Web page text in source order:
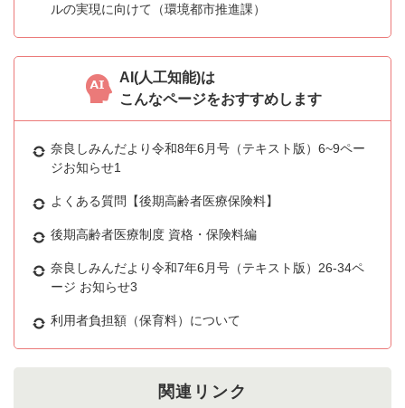
ルの実現に向けて（環境都市推進課）
AI(人工知能)は
こんなページをおすすめします
奈良しみんだより令和8年6月号（テキスト版）6~9ペー
ジお知らせ1
よくある質問【後期高齢者医療保険料】
後期高齢者医療制度 資格・保険料編
奈良しみんだより令和7年6月号（テキスト版）26-34ペ
ージ お知らせ3
利用者負担額（保育料）について
関連リンク